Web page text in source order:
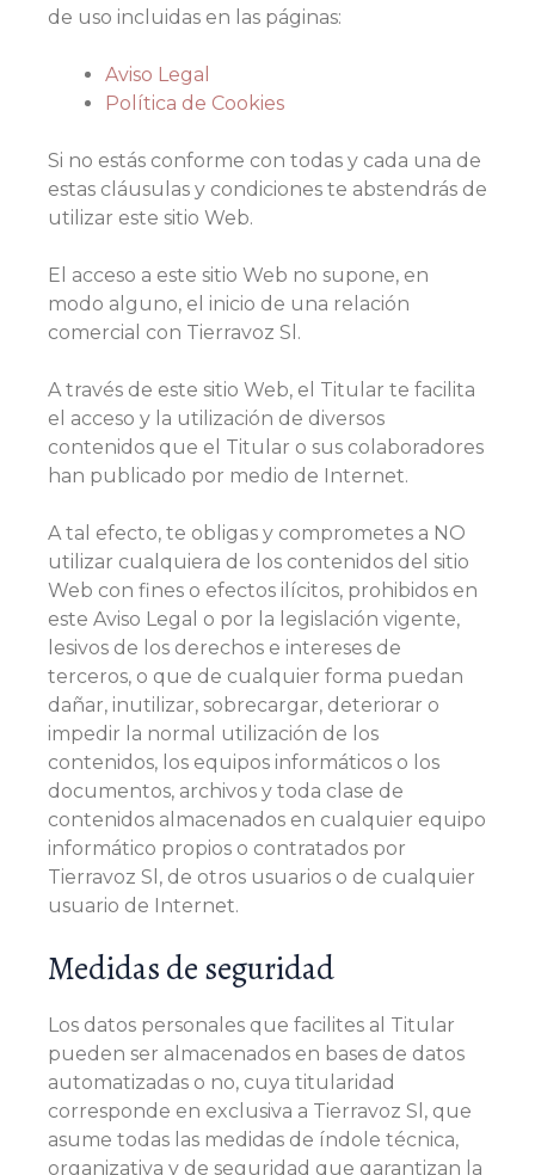
de uso incluidas en las páginas:
Aviso Legal
Política de Cookies
Si no estás conforme con todas y cada una de
estas cláusulas y condiciones te abstendrás de
utilizar este sitio Web.
El acceso a este sitio Web no supone, en
modo alguno, el inicio de una relación
comercial con Tierravoz Sl.
A través de este sitio Web, el Titular te facilita
el acceso y la utilización de diversos
contenidos que el Titular o sus colaboradores
han publicado por medio de Internet.
A tal efecto, te obligas y comprometes a NO
utilizar cualquiera de los contenidos del sitio
Web con fines o efectos ilícitos, prohibidos en
este Aviso Legal o por la legislación vigente,
lesivos de los derechos e intereses de
terceros, o que de cualquier forma puedan
dañar, inutilizar, sobrecargar, deteriorar o
impedir la normal utilización de los
contenidos, los equipos informáticos o los
documentos, archivos y toda clase de
contenidos almacenados en cualquier equipo
informático propios o contratados por
Tierravoz Sl, de otros usuarios o de cualquier
usuario de Internet.
Medidas de seguridad
Los datos personales que facilites al Titular
pueden ser almacenados en bases de datos
automatizadas o no, cuya titularidad
corresponde en exclusiva a Tierravoz Sl, que
asume todas las medidas de índole técnica,
organizativa y de seguridad que garantizan la